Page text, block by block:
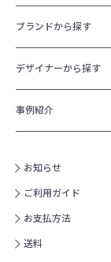
ブランドから探す
デザイナーから探す
事例紹介
お知らせ
ご利用ガイド
お支払方法
送料